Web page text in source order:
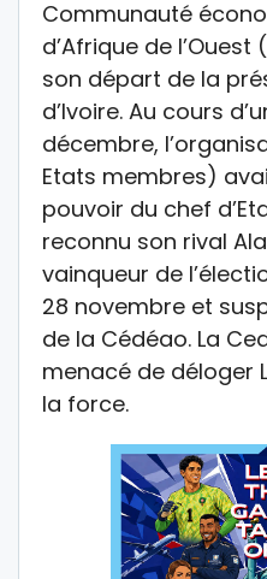
Communauté
d’Afrique de
son départ de la
d’Ivoire. Au cours
décembre,
Etats membres)
pouvoir du chef
reconnu son rival
vainqueur de
28 novembre et
de la Cédéao. La
menacé de déloger
la force.